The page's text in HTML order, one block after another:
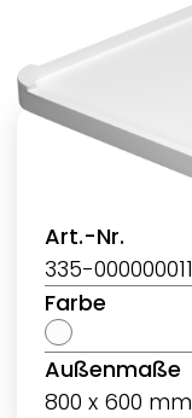
Art.-Nr.
335-000000011
Farbe
Außenmaße
800 x 600 mm